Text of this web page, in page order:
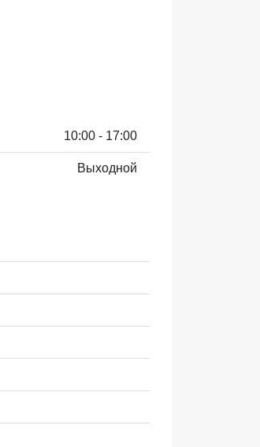
10:00 - 17:00
Выходной